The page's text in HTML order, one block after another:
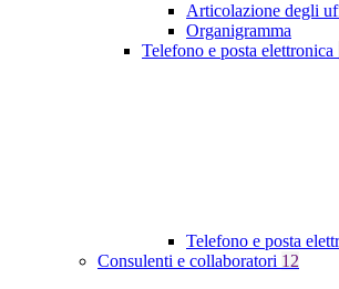
Articolazione degli
Organigramma
Telefono e posta elettronica
Telefono e posta
Consulenti e collaboratori 12